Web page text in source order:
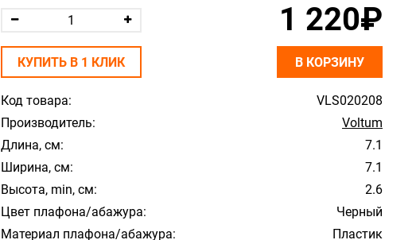
Код товара:
VLS020208
Производитель:
Voltum
Длина, см:
7.1
Ширина, см:
7.1
Высота, min, см:
2.6
Цвет плафона/абажура:
Черный
Материал плафона/абажура:
Пластик
1 220₽
КУПИТЬ В 1 КЛИК В КОРЗИНУ